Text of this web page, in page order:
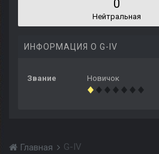
0
Нейтральная
ИНФОРМАЦИЯ О G-IV
Звание Новичок
Главная G-IV